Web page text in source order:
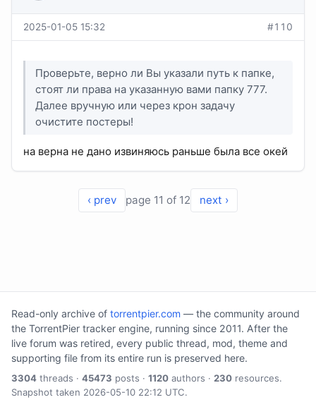
2025-01-05 15:32 #110
Проверьте, верно ли Вы указали путь к папке,
стоят ли права на указанную вами папку 777.
Далее вручную или через крон задачу
очистите постеры!
на верна не дано извиняюсь раньше была все окей
‹ prev page 11 of 12 next ›
Read-only archive of torrentpier.com — the community around
the TorrentPier tracker engine, running since 2011. After the
live forum was retired, every public thread, mod, theme and
supporting file from its entire run is preserved here.
3304 threads · 45473 posts · 1120 authors · 230 resources.
Snapshot taken 2026-05-10 22:12 UTC.